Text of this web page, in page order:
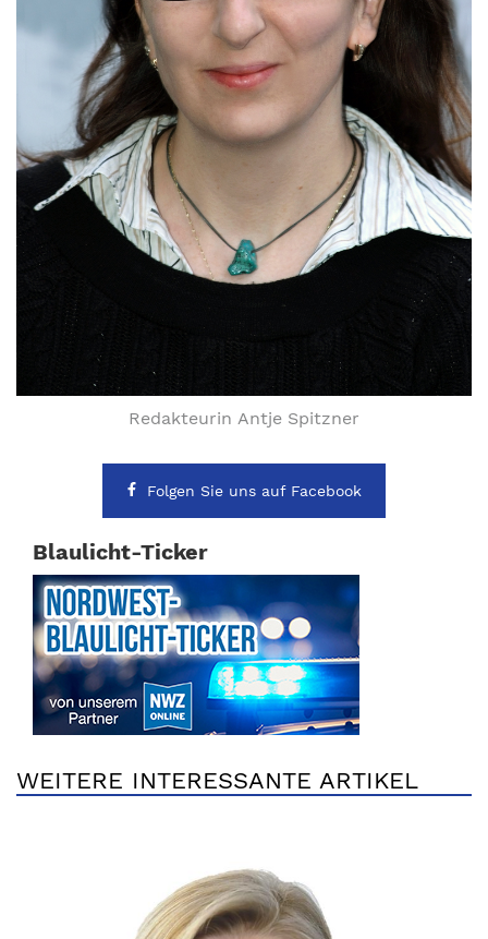
Redakteurin Antje Spitzner
Folgen Sie uns auf Facebook
Blaulicht-Ticker
WEITERE INTERESSANTE ARTIKEL